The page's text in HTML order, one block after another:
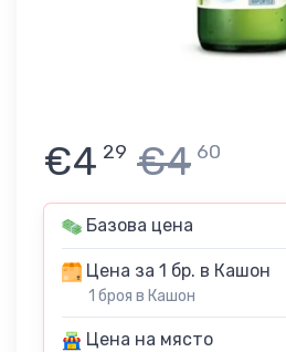
€4 29 €4 60
Базова цена
Цена за 1 бр. в Кашон
1 броя в Кашон
Цена на място